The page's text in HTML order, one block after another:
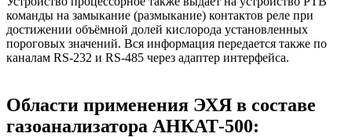
команды на замыкание (размыкание) контактов реле при
достижении объёмной долей кислорода установленных
пороговых значений. Вся информация передается также по
каналам RS-232 и RS-485 через адаптер интерфейса.
Области применения ЭХЯ в составе
газоанализатора АНКАТ-500: